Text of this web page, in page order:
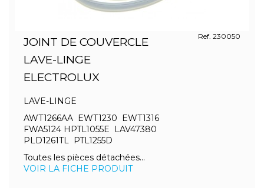
JOINT DE COUVERCLE
LAVE-LINGE
ELECTROLUX
Ref. 230050
LAVE-LINGE
AWT1266AA EWT1230 EWT1316
FWA5124 HPTL1055E LAV47380
PLD1261TL PTL1255D
Toutes les pièces détachées...
VOIR LA FICHE PRODUIT